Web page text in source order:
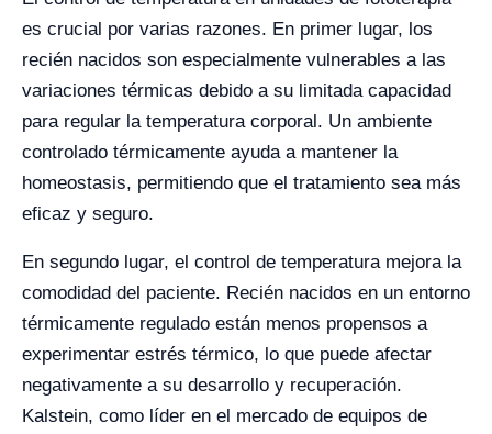
es crucial por varias razones. En primer lugar, los
recién nacidos son especialmente vulnerables a las
variaciones térmicas debido a su limitada capacidad
para regular la temperatura corporal. Un ambiente
controlado térmicamente ayuda a mantener la
homeostasis, permitiendo que el tratamiento sea más
eficaz y seguro.
En segundo lugar, el control de temperatura mejora la
comodidad del paciente. Recién nacidos en un entorno
térmicamente regulado están menos propensos a
experimentar estrés térmico, lo que puede afectar
negativamente a su desarrollo y recuperación.
Kalstein, como líder en el mercado de equipos de